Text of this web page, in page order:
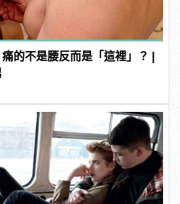
的不是腰反而是「這裡」？ |